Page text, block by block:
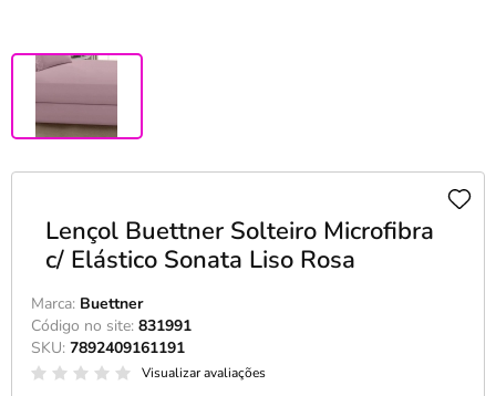
Lençol Buettner Solteiro Microfibra
c/ Elástico Sonata Liso Rosa
Marca: Buettner
Código no site: 831991
SKU: 7892409161191
Visualizar avaliações